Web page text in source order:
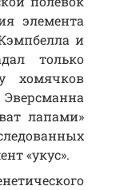
элемента
и
только
хомячков
лапами»
«укус».